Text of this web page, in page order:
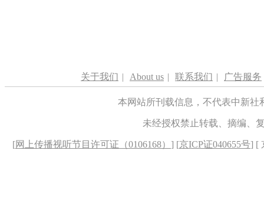
关于我们 | About us | 联系我们 | 广告服务
本网站所刊载信息，不代表中新
未经授权禁止转载、摘编、
[网上传播视听节目许可证（0106168） ] [京ICP证040655号] [